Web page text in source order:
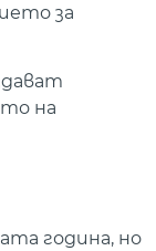
за
на
година, но